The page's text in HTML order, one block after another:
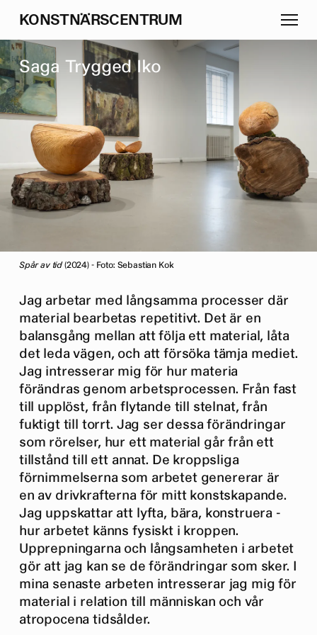
KONSTNÄRSCENTRUM
Saga Trygged Iko
Spår av tid(2024) - Foto: Sebastian Kok
Jag arbetar med långsamma processer där
material bearbetas repetitivt. Det är en
balansgång mellan att följa ett material, låta
det leda vägen, och att försöka tämja mediet.
Jag intresserar mig för hur materia
förändras genom arbetsprocessen. Från fast
till upplöst, från flytande till stelnat, från
fuktigt till torrt. Jag ser dessa förändringar
som rörelser, hur ett material går från ett
tillstånd till ett annat. De kroppsliga
förnimmelserna som arbetet genererar är
en av drivkrafterna för mitt konstskapande.
Jag uppskattar att lyfta, bära, konstruera -
hur arbetet känns fysiskt i kroppen.
Upprepningarna och långsamheten i arbetet
gör att jag kan se de förändringar som sker. I
mina senaste arbeten intresserar jag mig för
material i relation till människan och vår
atropocena tidsålder.